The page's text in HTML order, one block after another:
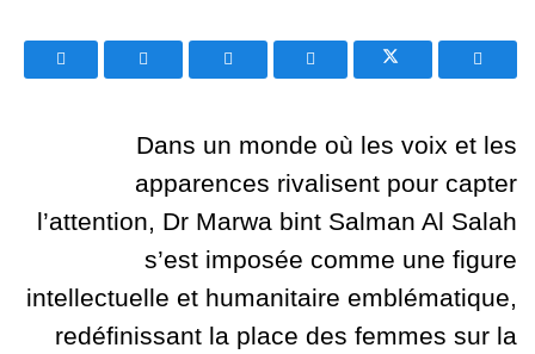
Dans un monde où les voix et les
apparences rivalisent pour capter
l’attention, Dr Marwa bint Salman Al Salah
s’est imposée comme une figure
intellectuelle et humanitaire emblématique,
redéfinissant la place des femmes sur la